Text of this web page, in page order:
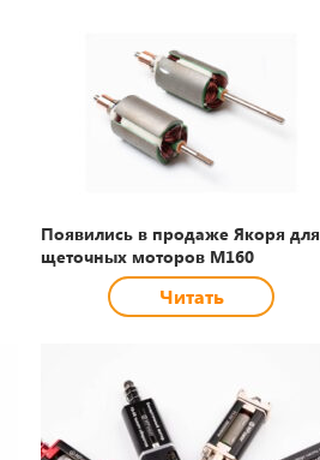
Появились в продаже Якоря для
щеточных моторов М160
Читать